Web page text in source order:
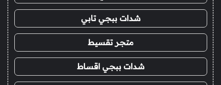
شدات ببجي تابي
متجر تقسيط
شدات ببجي اقساط